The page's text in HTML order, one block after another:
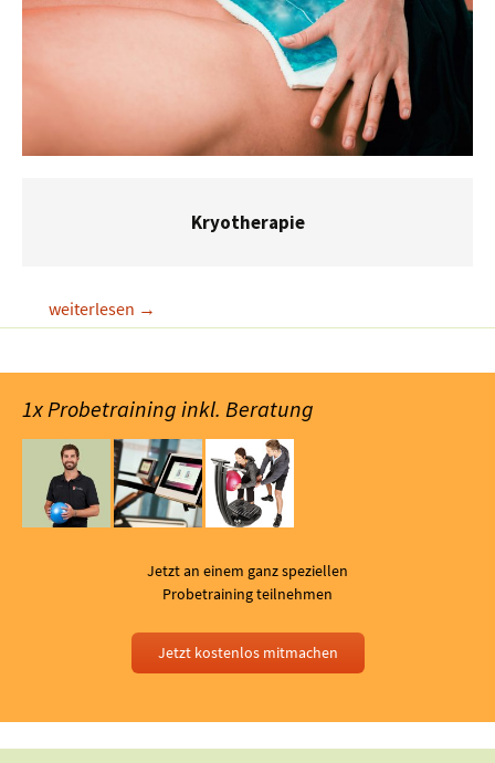
Kryotherapie
Kryotherapie
weiterlesen →
1x Probetraining inkl. Beratung
Jetzt an einem ganz speziellen
Probetraining teilnehmen
Jetzt kostenlos mitmachen